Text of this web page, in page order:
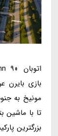
بازی بایرن
مونیخ به
تا با ماشین
بزرگترین